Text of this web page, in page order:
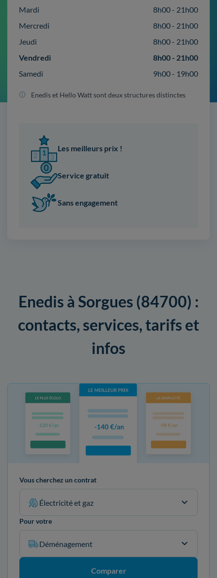
Mardi
8h00 - 21h00
Mercredi
8h00 - 21h00
Jeudi
8h00 - 21h00
Vendredi
8h00 - 21h00
Samedi
9h00 - 19h00
Enedis et Hello Watt sont deux structures distinctes
Les meilleurs prix !
Service gratuit
Sans engagement
Enedis à Sorgues (84700) :
contacts, services, tarifs et
infos
Vous cherchez un contrat
Électricité et gaz
Pour votre
Déménagement
Comparer